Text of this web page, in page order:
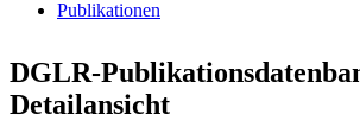
Publikationen
DGLR-
Detailansicht